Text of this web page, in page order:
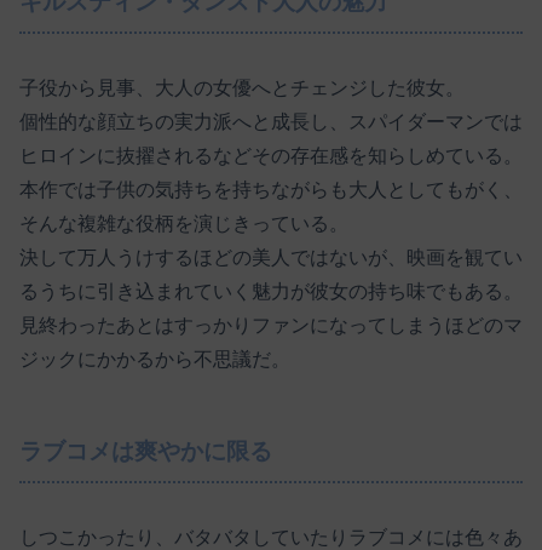
子役から見事、大人の女優へとチェンジした彼女。
個性的な顔立ちの実力派へと成長し、スパイダーマンでは
ヒロインに抜擢されるなどその存在感を知らしめている。
本作では子供の気持ちを持ちながらも大人としてもがく、
そんな複雑な役柄を演じきっている。
決して万人うけするほどの美人ではないが、映画を観てい
るうちに引き込まれていく魅力が彼女の持ち味でもある。
見終わったあとはすっかりファンになってしまうほどのマ
ジックにかかるから不思議だ。
ラブコメは爽やかに限る
しつこかったり、バタバタしていたりラブコメには色々あ